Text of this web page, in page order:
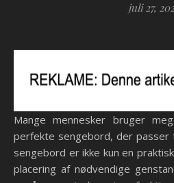
juli 27,
Mange mennesker bruger meget tid på at finde det
perfekte sengebord, der passer
sengebord er ikke kun en
placering af nødvendige